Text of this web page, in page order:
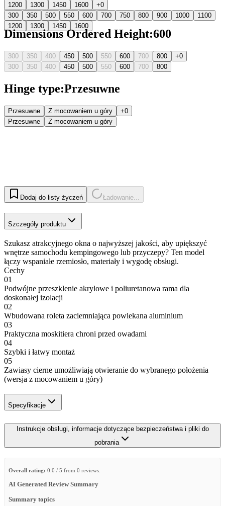
1200
1300 1450 1600
+0
300
350 500 550 600 700 750 800 900 1000
1100
1200
1300 1450 1600
Dimensions Ordered Height:600
300 350 400 450 500 550 600 700 800
+0
300
350 400 450 500 550 600 700 800
Hinge type:Przesuwne
Przesuwne Z mocowaniem u góry
+0
Przesuwne
Z mocowaniem u góry
Dodaj do listy życzeń Ładowanie...
Szczegóły produktu
Szukasz atrakcyjnego okna o najwyższej jakości, aby upiększyć
wnętrze samochodu kempingowego lub przyczepy? Ten model
łączy wspaniałe rzemiosło, materiały i wygodę obsługi.
Cechy
01
Podwójne przeszklenie akrylowe i poliuretanowa rama dla
doskonałej izolacji
02
Wbudowana roleta zaciemniająca powlekana aluminium
03
Praktyczna moskitiera chroni przed owadami
04
Szybki i łatwy montaż
05
Zawiasy cierne umożliwiają otwieranie do wybranego położenia
(wersja z mocowaniem u góry)
Specyfikacje
Instrukcje obsługi, informacje dotyczące bezpieczeństwa i pliki do
pobrania
Overall rating: 0.0 / 5 from 0 reviews.
AI Generated Review Summary
Summary topics